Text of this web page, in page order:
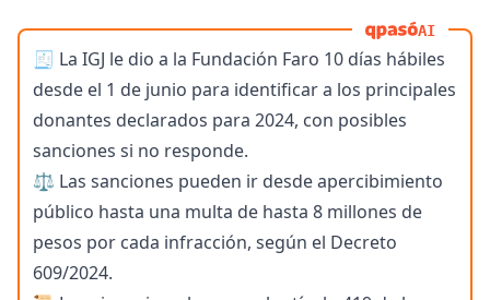
AI
🧾 La IGJ le dio a la Fundación Faro 10 días hábiles
desde el 1 de junio para identificar a los principales
donantes declarados para 2024, con posibles
sanciones si no responde.
⚖️ Las sanciones pueden ir desde apercibimiento
público hasta una multa de hasta 8 millones de
pesos por cada infracción, según el Decreto
609/2024.